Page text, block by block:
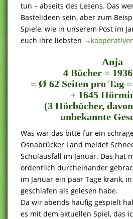
tun – abseits des Lesens. Das
Bastelideen sein, aber zum
Spiele, wie in unserem Post im
euch ihre liebsten
Anja
4 Bücher =
= Ø 62 Seiten pro Tag
+ 1645
(3 Hörbücher,
unbekannte
Was war das bitte für ein
Osnabrücker Land meldet
Schulausfall im Januar. Das hat
ordentlich durcheinander
im Januar ein paar Tage krank,
geschlafen als gelesen habe.
Da wir abends häufig gespielt
es mit dem aktuellen Spiel, das